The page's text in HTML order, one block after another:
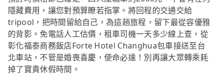
隱藏費用，讓您對預算瞭若指掌。將回程的交通交給
tripool，把時間留給自己，為這趟旅程，留下最從容優雅
的背影。免電話人工估價，租車司機一天多少線上查，從
彰化福泰商務飯店Forte Hotel Changhua包車接送至台
北車站，不管是婚喪喜慶，使命必達！別再讓大眾轉乘耗
掉了寶貴休假時間。